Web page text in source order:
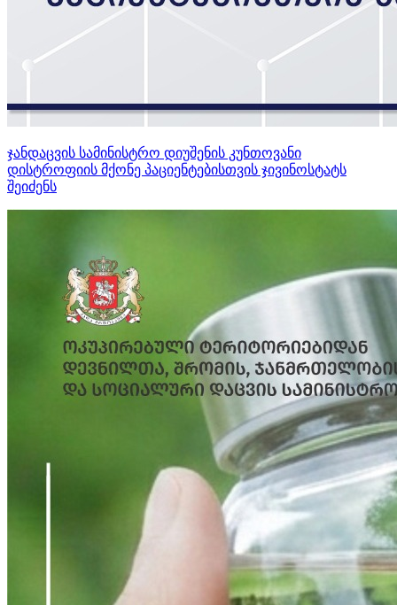
ჯანდაცვის სამინისტრო დიუშენის კუნთოვანი
დისტროფიის მქონე პაციენტებისთვის ჯივინოსტატს
შეიძენს